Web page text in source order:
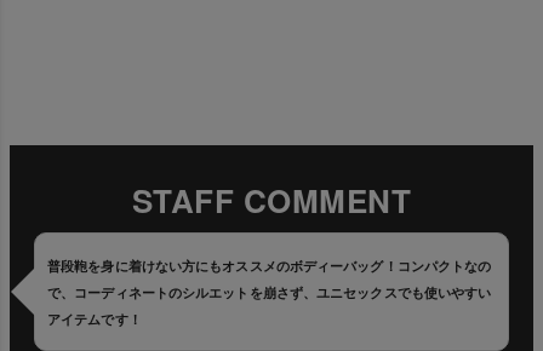
STAFF COMMENT
普段鞄を身に着けない方にもオススメのボディーバッグ！コンパクトなの
で、コーディネートのシルエットを崩さず、ユニセックスでも使いやすい
アイテムです！